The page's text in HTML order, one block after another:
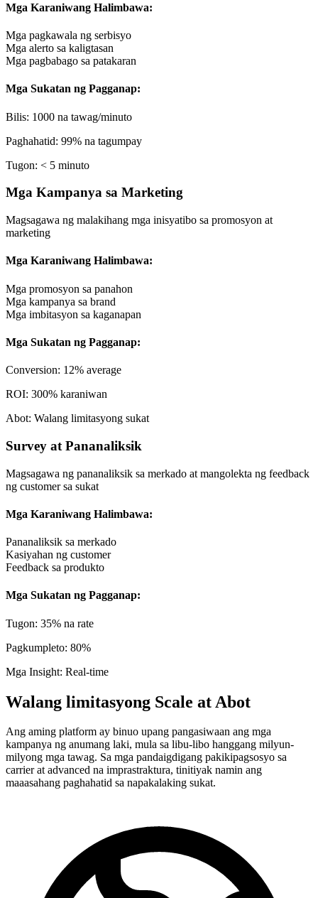
Mga Karaniwang Halimbawa:
Mga pagkawala ng serbisyo
Mga alerto sa kaligtasan
Mga pagbabago sa patakaran
Mga Sukatan ng Pagganap:
Bilis: 1000 na tawag/minuto
Paghahatid: 99% na tagumpay
Tugon: < 5 minuto
Mga Kampanya sa Marketing
Magsagawa ng malakihang mga inisyatibo sa promosyon at
marketing
Mga Karaniwang Halimbawa:
Mga promosyon sa panahon
Mga kampanya sa brand
Mga imbitasyon sa kaganapan
Mga Sukatan ng Pagganap:
Conversion: 12% average
ROI: 300% karaniwan
Abot: Walang limitasyong sukat
Survey at Pananaliksik
Magsagawa ng pananaliksik sa merkado at mangolekta ng feedback
ng customer sa sukat
Mga Karaniwang Halimbawa:
Pananaliksik sa merkado
Kasiyahan ng customer
Feedback sa produkto
Mga Sukatan ng Pagganap:
Tugon: 35% na rate
Pagkumpleto: 80%
Mga Insight: Real-time
Walang limitasyong Scale at Abot
Ang aming platform ay binuo upang pangasiwaan ang mga
kampanya ng anumang laki, mula sa libu-libo hanggang milyun-
milyong mga tawag. Sa mga pandaigdigang pakikipagsosyo sa
carrier at advanced na imprastraktura, tinitiyak namin ang
maaasahang paghahatid sa napakalaking sukat.